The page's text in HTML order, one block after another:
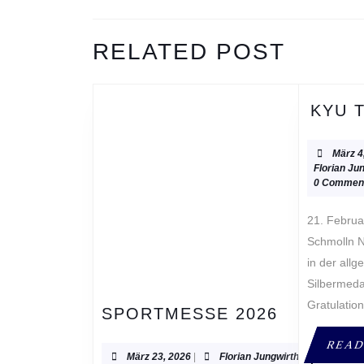
post:
RELATED POST
SPORTMESSE 2026
2026
März 23, 2026März
| Florian JungwirthFlorian
KYU
März
Florian
0
21. Februar 2026, Maria
Schmolln
in der
Gratulation